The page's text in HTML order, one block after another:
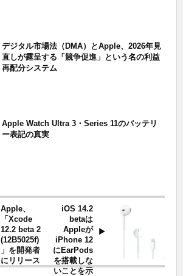
デジタル市場法（DMA）とApple、2026年見
直しが露呈する「競争促進」という名の利益
再配分システム
Apple Watch Ultra 3・Series 11のバッテリ
ー表記の真実
Apple、
「Xcode
12.2 beta 2
(12B5025f)
」を開発者
にリリース
iOS 14.2
betaは
Appleが
iPhone 12
にEarPods
を搭載しな
いことを示